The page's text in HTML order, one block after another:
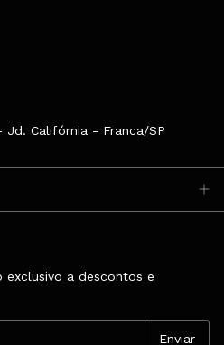
Jd. Califórnia - Franca/SP
exclusivo a descontos e